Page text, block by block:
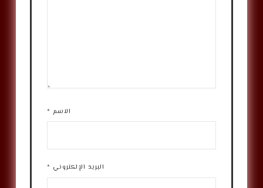
الاسم *
البريد الإلكتروني *